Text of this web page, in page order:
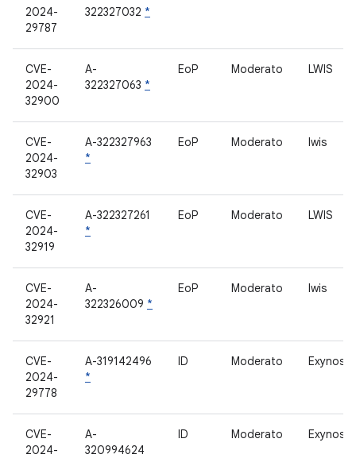
2024-
29787
322327032 *
CVE-
2024-
32900
A-
322327063 *
EoP Moderato LWIS
CVE-
2024-
32903
A-322327963
*
EoP Moderato lwis
CVE-
2024-
32919
A-322327261
*
EoP Moderato LWIS
CVE-
2024-
32921
A-
322326009 *
EoP Moderato lwis
CVE-
2024-
29778
A-319142496
*
ID Moderato Exynos
CVE-
2024-
A-
320994624
ID Moderato Exynos